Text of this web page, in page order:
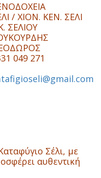
/ ΧΙΟΝ. ΚΕΝ. ΣΕΛΙ
ΣΕΛΙΟΥ
049 271
Σέλι, με
αυθεντική